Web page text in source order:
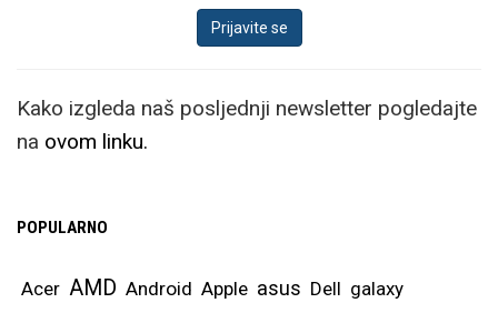
Kako izgleda naš posljednji newsletter pogledajte
na ovom linku.
POPULARNO
Acer AMD Android Apple asus Dell galaxy